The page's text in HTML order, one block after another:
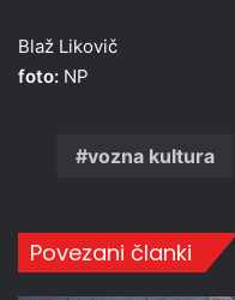
Blaž Likovič
foto: NP
vozna kultura
Povezani članki